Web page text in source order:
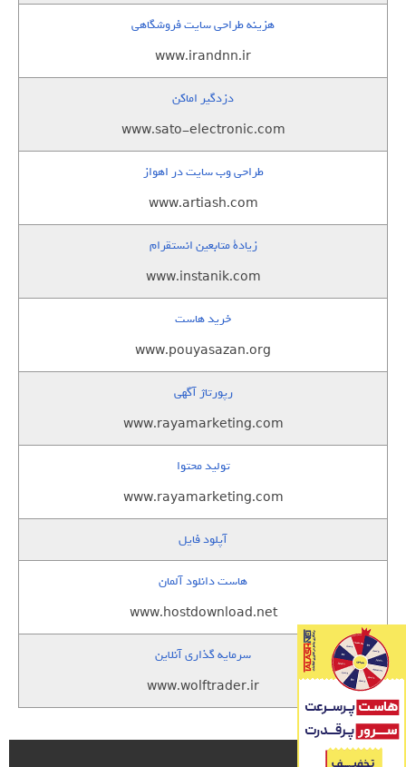
هزینه طراحی سایت فروشگاهی
www.irandnn.ir
دزدگیر اماکن
www.sato-electronic.com
طراحی وب سایت در اهواز
www.artiash.com
زيادة متابعين انستقرام
www.instanik.com
خرید هاست
www.pouyasazan.org
رپورتاژ آگهی
www.rayamarketing.com
تولید محتوا
www.rayamarketing.com
آپلود فایل
هاست دانلود آلمان
www.hostdownload.net
سرمایه گذاری آنلاین
www.wolftrader.ir